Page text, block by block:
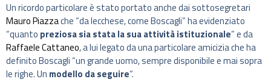
Un ricordo particolare è stato portato anche dai sottosegretari
Mauro Piazzache “da lecchese, come Boscagli” ha evidenziato
“quanto preziosa sia stata la sua attività istituzionale” e da
Raffaele Cattaneo, a lui legato da una particolare amicizia che ha
definito Boscagli “un grande uomo, sempre disponibile e mai sopra
le righe. Un modello da seguire“.